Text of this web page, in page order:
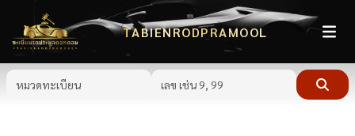
TABIENRODPRAMOOL